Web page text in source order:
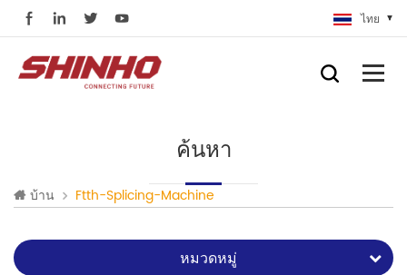
ไทย
ค้นหา
บ้าน Ftth-Splicing-Machine
หมวดหมู่